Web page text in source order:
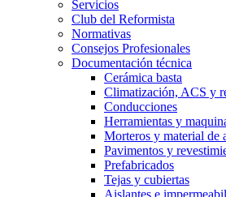
Servicios
Club del Reformista
Normativas
Consejos Profesionales
Documentación técnica
Cerámica basta
Climatización, ACS y
Conducciones
Herramientas y
Morteros y material de
Pavimentos y
Prefabricados
Tejas y cubiertas
Aislantes e